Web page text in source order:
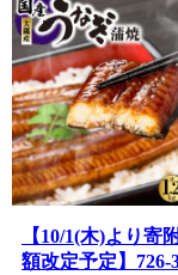
【10/1(木)より寄
額改定予定】726-